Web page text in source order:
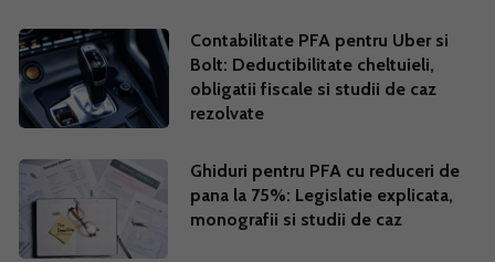
Contabilitate PFA pentru Uber si
Bolt: Deductibilitate cheltuieli,
obligatii fiscale si studii de caz
rezolvate
Ghiduri pentru PFA cu reduceri de
pana la 75%: Legislatie explicata,
monografii si studii de caz